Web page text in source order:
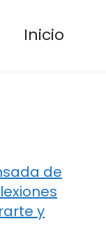
Inicio
de
y